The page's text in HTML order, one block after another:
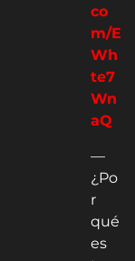
co
m/E
Wh
te7
Wn
aQ
—
¿Po
r
qué
es